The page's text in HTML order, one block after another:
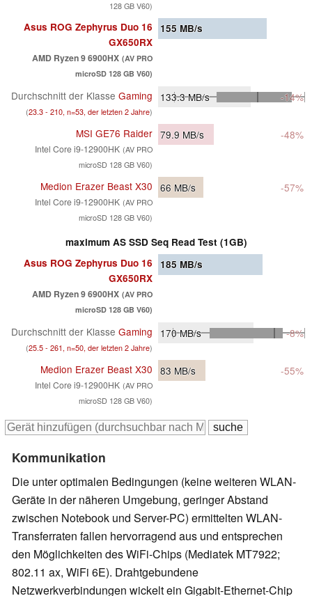
128 GB V60)
Asus ROG Zephyrus Duo 16
GX650RX
AMD Ryzen 9 6900HX (AV PRO
microSD 128 GB V60)
155 MB/s
Durchschnitt der Klasse Gaming
(23.3 - 210, n=53, der letzten 2 Jahre)
133.3MB/s -14%
MSI GE76 Raider
Intel Core i9-12900HK (AV PRO
microSD 128 GB V60)
79.9 MB/s -48%
Medion Erazer Beast X30
Intel Core i9-12900HK (AV PRO
microSD 128 GB V60)
66 MB/s -57%
maximum AS SSD Seq Read Test (1GB)
Asus ROG Zephyrus Duo 16
GX650RX
AMD Ryzen 9 6900HX (AV PRO
microSD 128 GB V60)
185 MB/s
Durchschnitt der Klasse Gaming
(25.5 - 261, n=50, der letzten 2 Jahre)
170MB/s -8%
Medion Erazer Beast X30
Intel Core i9-12900HK (AV PRO
microSD 128 GB V60)
83 MB/s -55%
Kommunikation
Die unter optimalen Bedingungen (keine weiteren WLAN-
Geräte in der näheren Umgebung, geringer Abstand
zwischen Notebook und Server-PC) ermittelten WLAN-
Transferraten fallen hervorragend aus und entsprechen
den Möglichkeiten des WiFi-Chips (Mediatek MT7922;
802.11 ax, WiFi 6E). Drahtgebundene
Netzwerkverbindungen wickelt ein Gigabit-Ethernet-Chip